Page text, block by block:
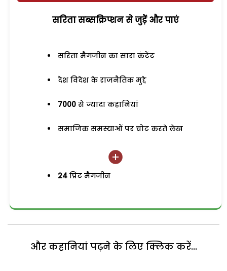
सरिता सब्सक्रिप्शन से जुड़ेें और पाएं
सरिता मैगजीन का सारा कंटेंट
देश विदेश के राजनैतिक मुद्दे
7000 से ज्यादा कहानियां
समाजिक समस्याओं पर चोट करते लेख
24 प्रिंट मैगजीन
और कहानियां पढ़ने के लिए क्लिक करें...